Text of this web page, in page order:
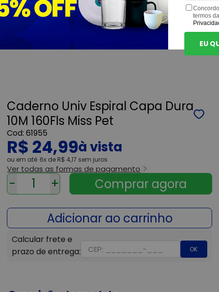
Caderno Univ Espiral Capa Dura
10M 160Fls Miss Pet
61955
R$ 24,99
ou 6x de R$ 4,17 sem juros
Ver todas as formas de pagamento
- +
OK
termos
EU